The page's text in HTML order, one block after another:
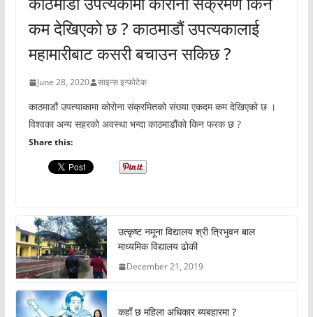
कम देखिएको छ ? काठमाडौं उपत्यकालाई
महामारीबाट कसरी बचाउन सकिछ ?
June 28, 2020 साइन्स इन्फोटेक
काठमाडौं उपत्याकामा कोरोना संक्रमितको संख्या एकदम कम देखिएको छ ।
विश्वका अन्य सहरको अवस्था भन्दा काठमाडौंको किन फरक छ ?
Share this:
उत्कृष्ट नमूना विद्यालय श्री त्रिभुवन बाल
माध्यमिक विद्यालय ढोकी
December 21, 2019
कहाँ छ महिला अधिकार ब्यबहारमा ?